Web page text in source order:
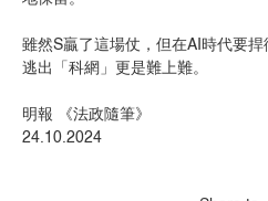
雖然S贏了這場仗，但在AI時代要
逃出「科網」更是難上難。
明報 《法政隨筆》
24.10.2024